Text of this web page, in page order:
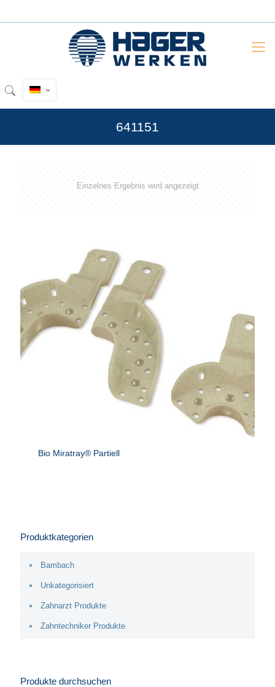
641151
Einzelnes Ergebnis wird angezeigt
Bio Miratray® Partiell
Produktkategorien
Bambach
Unkategorisiert
Zahnarzt Produkte
Zahntechniker Produkte
Produkte durchsuchen